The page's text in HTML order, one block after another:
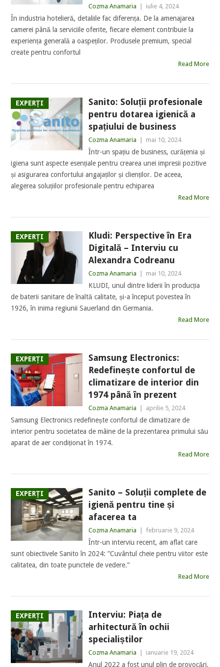
Cozma Anamaria iulie 4, 2024
În industria hotelieră, detaliile fac diferența. De la amenajarea
camerei până la serviciile oferite, fiecare element contribuie la
experiența generală a oaspeților. Produsele premium, special
create pentru confortul
Read More
EXPERȚI
Sanito: Soluții profesionale
pentru dotarea igienică a
spațiului de business
Cozma Anamaria mai 10, 2024
Într-un spațiu de business, curățenia și
igiena sunt aspecte esențiale pentru crearea unei impresii pozitive
și asigurarea confortului angajaților și clienților. De aceea,
alegerea soluțiilor profesionale pentru echiparea
Read More
EXPERȚI
Kludi: Perspective în Era
Digitală – Interviu cu
Alexandra Codreanu
Cozma Anamaria mai 10, 2024
KLUDI, unul dintre liderii în producția
de baterii sanitare de înaltă calitate, și-a început povestea în
1926, în inima regiunii Sauerland din Germania.
Read More
EXPERȚI
Samsung Electronics:
Redefinește confortul de
climatizare de interior din
1974 până în prezent
Cozma Anamaria aprilie 5, 2024
Samsung Electronics redefinește confortul de climatizare de
interior pentru societatea de mâine de la prezentarea primului său
aparat de aer condiționat în 1974.
Read More
EXPERȚI
Sanito – Soluții complete de
igienă pentru tine și
afacerea ta
Cozma Anamaria februarie 9, 2024
Într-un interviu recent, am aflat care
sunt obiectivele Sanito în 2024: ”Cuvântul cheie pentru viitor este
calitatea, din toate punctele de vedere.”
Read More
EXPERȚI
Interviu: Piața de
arhitectură în ochii
specialiștilor
Cozma Anamaria ianuarie 19, 2024
Anul 2022 a fost unul plin de provocări,